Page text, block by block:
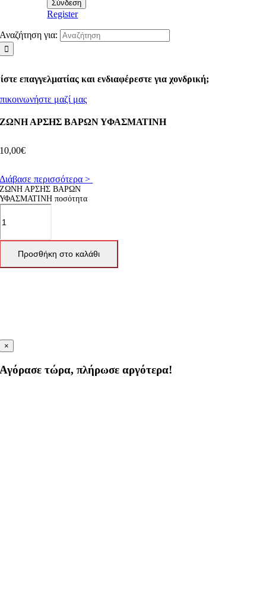
Register
Αναζήτηση για:
επαγγελματίας και ενδιαφέρεστε για χονδρική;
μαζί μας
ΖΩΝΗ ΑΡΣΗΣ ΒΑΡΩΝ ΥΦΑΣΜΑΤΙΝΗ
10,00€
Διάβασε περισσότερα >
ΖΩΝΗ ΑΡΣΗΣ ΒΑΡΩΝ
ΥΦΑΣΜΑΤΙΝΗ ποσότητα
Προσθήκη στο καλάθι
×
Αγόρασε τώρα, πλήρωσε αργότερα!